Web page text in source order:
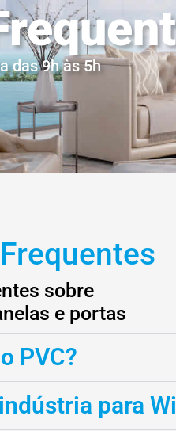
das 9h às 5h
sobre
e portas
PVC?
para